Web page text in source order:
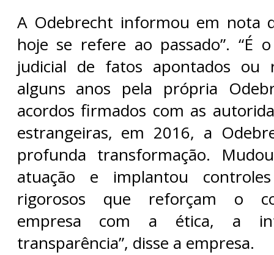
A Odebrecht informou em nota
hoje se refere ao passado”. “É
judicial de fatos apontados ou
alguns anos pela própria
acordos firmados com as
estrangeiras, em 2016, a
profunda transformação.
atuação e implantou
rigorosos que reforçam o
empresa com a ética, a
transparência”, disse a empresa.